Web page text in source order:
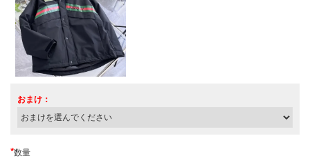
おまけ：
*数量